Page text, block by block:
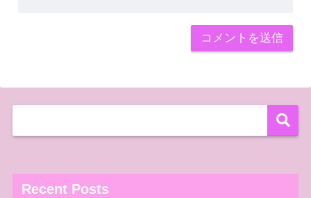
Recent Posts